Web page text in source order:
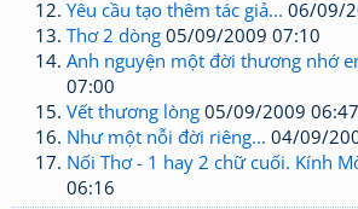
Yêu cầu tạo thêm tác giả... 06/09/
Thơ 2 dòng 05/09/2009 07:10
Anh nguyện một đời thương nhớ
07:00
Vết thương lòng 05/09/2009 06:47
Như một nỗi đời riêng... 04/09/
Nối Thơ - 1 hay 2 chữ cuối. Kính
06:16